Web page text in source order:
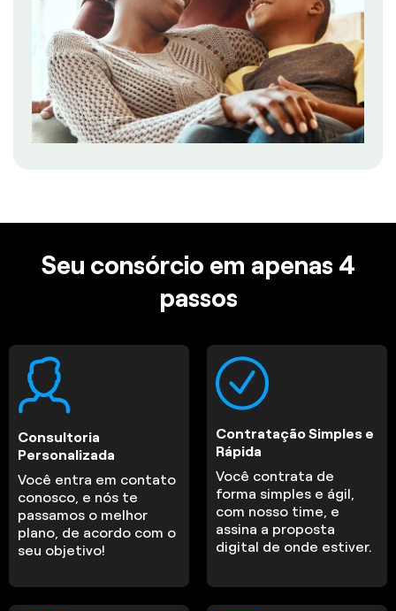
Seu consórcio em apenas 4
passos
Consultoria
Personalizada
Você entra em contato
conosco, e nós te
passamos o melhor
plano, de acordo com o
seu objetivo!
Contratação Simples e
Rápida
Você contrata de
forma simples e ágil,
com nosso time, e
assina a proposta
digital de onde estiver.